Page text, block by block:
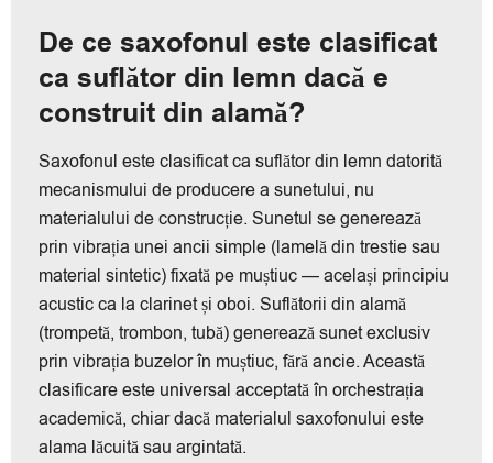
De ce saxofonul este clasificat
ca suflător din lemn dacă e
construit din alamă?
Saxofonul este clasificat ca suflător din lemn datorită
mecanismului de producere a sunetului, nu
materialului de construcție. Sunetul se generează
prin vibrația unei ancii simple (lamelă din trestie sau
material sintetic) fixată pe muștiuc — același principiu
acustic ca la clarinet și oboi. Suflătorii din alamă
(trompetă, trombon, tubă) generează sunet exclusiv
prin vibrația buzelor în muștiuc, fără ancie. Această
clasificare este universal acceptată în orchestrația
academică, chiar dacă materialul saxofonului este
alama lăcuită sau argintată.